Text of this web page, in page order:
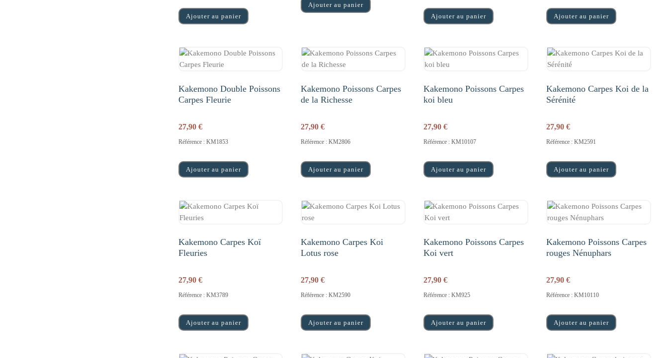
Ajouter au panier
Ajouter au panier
Ajouter au panier Ajouter au panier
Kakemono Double Poissons
Carpes Fleurie
27,90 €
Référence : KM1853
Ajouter au panier
Kakemono Poissons Carpes
de la Richesse
27,90€
Référence : KM2806
Ajouter au panier
Kakemono Poissons Carpes
koi bleu
27,90€
Référence : KM10107
Ajouter au panier
Kakemono Carpes Koi de la
Sérénité
27,90€
Référence : KM2591
Ajouter au panier
Kakemono Carpes Koï
Fleuries
27,90 €
Référence : KM3789
Ajouter au panier
Kakemono Carpes Koi
Lotus rose
27,90€
Référence : KM2590
Ajouter au panier
Kakemono Poissons Carpes
Koi vert
27,90€
Référence : KM925
Ajouter au panier
Kakemono Poissons Carpes
rouges Nénuphars
27,90€
Référence : KM10110
Ajouter au panier